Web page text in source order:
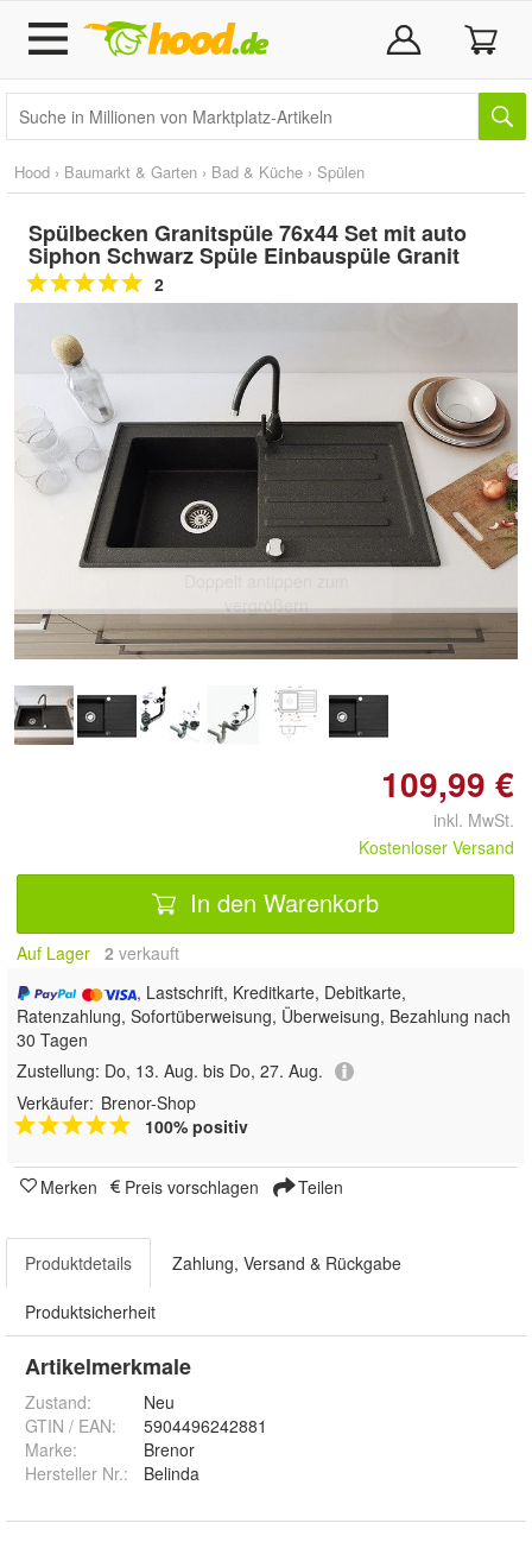
Hood › Baumarkt & Garten › Bad & Küche › Spülen
Spülbecken Granitspüle 76x44 Set mit auto
Siphon Schwarz Spüle Einbauspüle Granit
2
vergrößern
109,99 €
inkl. MwSt.
Kostenloser Versand
In den Warenkorb
Auf Lager 2 verkauft
, Lastschrift, Kreditkarte, Debitkarte,
Ratenzahlung, Sofortüberweisung, Überweisung, Bezahlung nach
30 Tagen
Zustellung: Do, 13. Aug. bis Do, 27. Aug.
Verkäufer: Brenor-Shop
100% positiv
Merken Preis vorschlagen Teilen
Produktdetails Zahlung, Versand & Rückgabe
Produktsicherheit
Artikelmerkmale
Zustand:
Neu
GTIN / EAN:
5904496242881
Marke:
Brenor
Hersteller Nr.:
Belinda